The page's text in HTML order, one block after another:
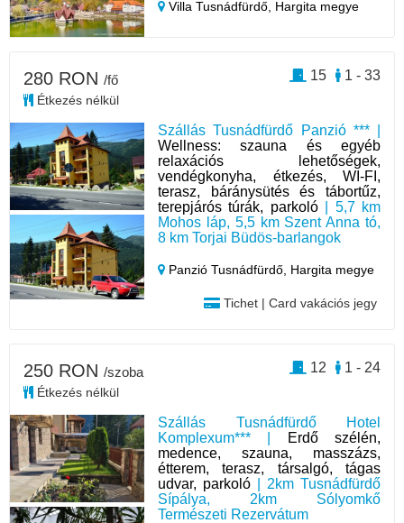
Villa Tusnádfürdő, Hargita megye
Szállás Tusnádfürdő Panzió *** |
Wellness: szauna és egyéb
relaxációs lehetőségek,
vendégkonyha, étkezés, WI-FI,
terasz, báránysütés és tábortűz,
terepjárós túrák, parkoló| 5,7 km
Mohos láp, 5,5 km Szent Anna tó,
8 km Torjai Büdös-barlangok
Panzió Tusnádfürdő, Hargita megye
Tichet | Card vakációs jegy
280 RON /fő
Étkezés nélkül
1 - 33
15
Szállás Tusnádfürdő Hotel
Komplexum*** |
Erdő szélén,
medence, szauna, masszázs,
étterem, terasz, társalgó, tágas
udvar, parkoló | 2km Tusnádfürdő
Sípálya, 2km Sólyomkő
Természeti Rezervátum
250 RON /szoba
Étkezés nélkül
1 - 24
12